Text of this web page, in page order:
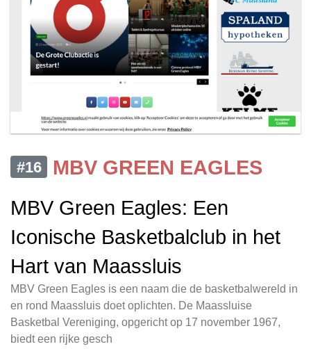
#16
MBV GREEN EAGLES
MBV Green Eagles: Een
Iconische Basketbalclub in het
Hart van Maassluis
MBV Green Eagles is een naam die de basketbalwereld in
en rond Maassluis doet oplichten. De Maassluise
Basketbal Vereniging, opgericht op 17 november 1967,
biedt een rijke gesch